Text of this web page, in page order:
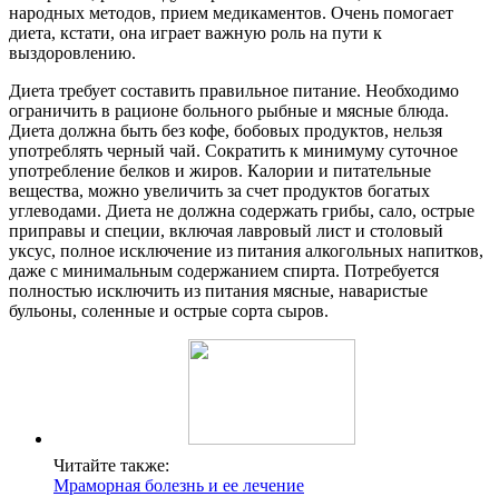
народных методов, прием медикаментов. Очень помогает
диета, кстати, она играет важную роль на пути к
выздоровлению.
Диета требует составить правильное питание. Необходимо
ограничить в рационе больного рыбные и мясные блюда.
Диета должна быть без кофе, бобовых продуктов, нельзя
употреблять черный чай. Сократить к минимуму суточное
употребление белков и жиров. Калории и питательные
вещества, можно увеличить за счет продуктов богатых
углеводами. Диета не должна содержать грибы, сало, острые
приправы и специи, включая лавровый лист и столовый
уксус, полное исключение из питания алкогольных напитков,
даже с минимальным содержанием спирта. Потребуется
полностью исключить из питания мясные, наваристые
бульоны, соленные и острые сорта сыров.
Читайте также:
Мраморная болезнь и ее лечение